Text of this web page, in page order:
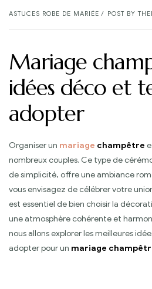
CATEGORIES
ASTUCES ROBE DE MARIÉE POST BY
Mariage
idées déco et
adopter
Organiser un mariage champêtre
nombreux couples. Ce type de
de simplicité, offre une ambiance
vous envisagez de célébrer votre
est essentiel de bien choisir la
une atmosphère cohérente et
nous allons explorer les meilleures
adopter pour un mariage